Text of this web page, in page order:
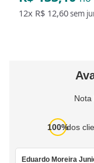
12x R$ 12,60sem
Nota
100%dos
Eduardo Moreira